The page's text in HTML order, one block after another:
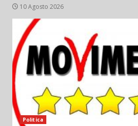
10 Agosto 2026
Politica